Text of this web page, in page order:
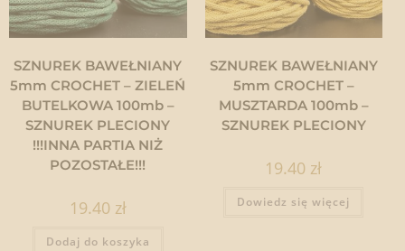
SZNUREK BAWEŁNIANY
5mm CROCHET – ZIELEŃ
BUTELKOWA 100mb –
SZNUREK PLECIONY
!!!INNA PARTIA NIŻ
POZOSTAŁE!!!
19.40 zł
Dodaj do koszyka
SZNUREK BAWEŁNIANY
5mm CROCHET –
MUSZTARDA 100mb –
SZNUREK PLECIONY
19.40 zł
Dowiedz się więcej